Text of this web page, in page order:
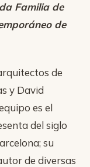
Familia de
de
de
y David
es el
del siglo
su
de diversas